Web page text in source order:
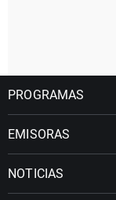
PROGRAMAS
EMISORAS
NOTICIAS